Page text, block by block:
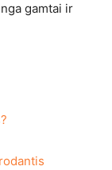
gamtai ir